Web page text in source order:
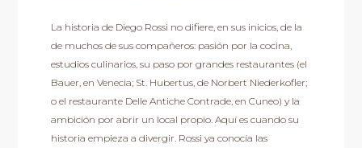
La historia de Diego Rossi no difiere, en sus inicios, de la
de muchos de sus compañeros: pasión por la cocina,
estudios culinarios, su paso por grandes restaurantes (el
Bauer, en Venecia; St. Hubertus, de Norbert Niederkofler;
o el restaurante Delle Antiche Contrade, en Cuneo) y la
ambición por abrir un local propio. Aquí es cuando su
historia empieza a divergir. Rossi ya conocía las